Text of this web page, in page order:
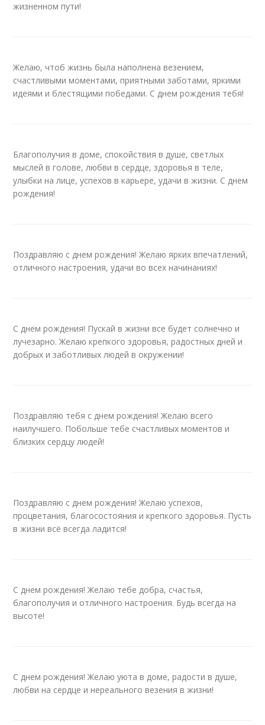
жизненном пути!
Желаю, чтоб жизнь была наполнена везением,
счастливыми моментами, приятными заботами, яркими
идеями и блестящими победами. С днем рождения тебя!
Благополучия в доме, спокойствия в душе, светлых
мыслей в голове, любви в сердце, здоровья в теле,
улыбки на лице, успехов в карьере, удачи в жизни. С днем
рождения!
Поздравляю с днем рождения! Желаю ярких впечатлений,
отличного настроения, удачи во всех начинаниях!
С днем рождения! Пускай в жизни все будет солнечно и
лучезарно. Желаю крепкого здоровья, радостных дней и
добрых и заботливых людей в окружении!
Поздравляю тебя с днем рождения! Желаю всего
наилучшего. Побольше тебе счастливых моментов и
близких сердцу людей!
Поздравляю с днем рождения! Желаю успехов,
процветания, благосостояния и крепкого здоровья. Пусть
в жизни всё всегда ладится!
С днем рождения! Желаю тебе добра, счастья,
благополучия и отличного настроения. Будь всегда на
высоте!
С днем рождения! Желаю уюта в доме, радости в душе,
любви на сердце и нереального везения в жизни!